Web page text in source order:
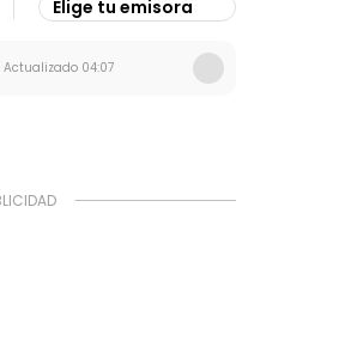
Elige tu emisora
Actualizado 04:07